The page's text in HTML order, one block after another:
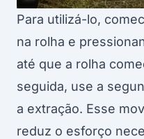
Para utilizá-lo,
na rolha e
até que a rolha
seguida, use a
a extração. Esse
reduz o esforço